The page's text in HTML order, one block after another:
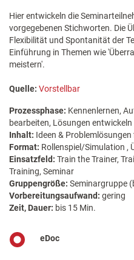
Hier entwickeln die
vorgegebenen Stichworten. Die
Flexibilität und Spontanität der
Einführung in Themen wie
meistern'.
Quelle: Vorstellbar
Prozessphase: Kennenlernen,
bearbeiten, Lösungen entwickeln
Inhalt: Ideen &
Format: Rollenspiel/Simulation ,
Einsatzfeld: Train the Trainer,
Training, Seminar
Gruppengröße: Seminargruppe
Vorbereitungsaufwand: gering
Zeit, Dauer: bis 15 Min.
eDoc